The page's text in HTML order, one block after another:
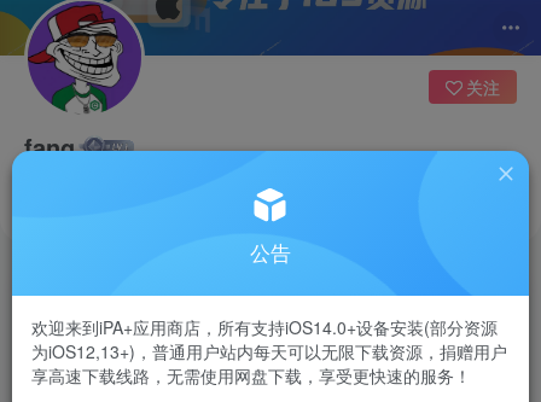
fang
关注
文章0 收藏0 评论0 反馈1 粉丝0
发布 0 排序
公告
欢迎来到iPA+应用商店，所有支持iOS14.0+设备安装(部分资源
为iOS12,13+)，普通用户站内每天可以无限下载资源，捐赠用户
享高速下载线路，无需使用网盘下载，享受更快速的服务！